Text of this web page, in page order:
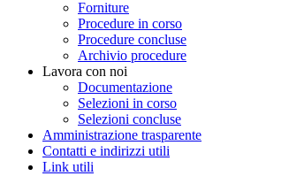
Forniture
Procedure in corso
Procedure concluse
Archivio procedure
Lavora con noi
Documentazione
Selezioni in corso
Selezioni concluse
Amministrazione trasparente
Contatti e indirizzi utili
Link utili